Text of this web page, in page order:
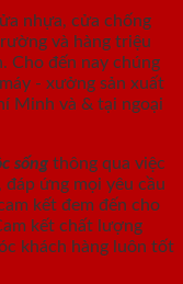
nhựa, cửa chống
và hàng triệu
Cho đến nay chúng
- xưởng sản xuất
Minh và & tại ngoại
sống thông qua việc
ứng mọi yêu cầu
kết đem đến cho
kết chất lượng
khách hàng luôn tốt